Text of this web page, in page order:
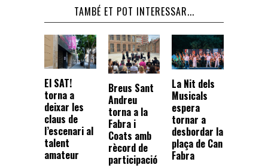
TAMBÉ ET POT INTERESSAR...
El SAT!
torna a
deixar les
claus de
l’escenari al
talent
amateur
Breus Sant
Andreu
torna a la
Fabra i
Coats amb
rècord de
participació
La Nit dels
Musicals
espera
tornar a
desbordar la
plaça de Can
Fabra